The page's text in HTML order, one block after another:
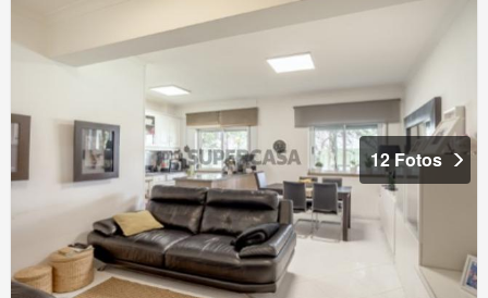
12 Fotos